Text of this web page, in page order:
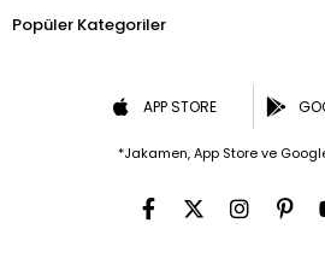
Popüler Kategoriler
APP STORE
*Jakamen, App Store ve